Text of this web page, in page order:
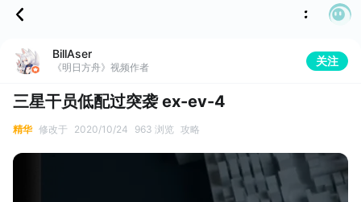
BillAser
《明日方舟》视频作者 关注
三星干员低配过突袭 ex-ev-4
精华 修改于 2020/10/24 963 浏览 攻略